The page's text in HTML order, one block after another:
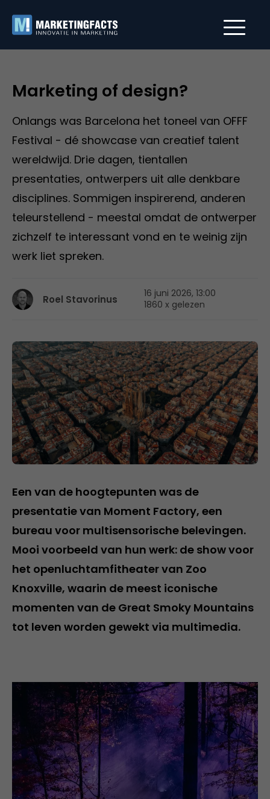
Marketing of design?
Onlangs was Barcelona het toneel van OFFF
Festival - dé showcase van creatief talent
wereldwijd. Drie dagen, tientallen
presentaties, ontwerpers uit alle denkbare
disciplines. Sommigen inspirerend, anderen
teleurstellend - meestal omdat de ontwerper
zichzelf te interessant vond en te weinig zijn
werk liet spreken.
Roel Stavorinus
16 juni 2026, 13:00
1860 x gelezen
Een van de hoogtepunten was de
presentatie van Moment Factory, een
bureau voor multisensorische belevingen.
Mooi voorbeeld van hun werk: de show voor
het openluchtamfitheater van Zoo
Knoxville, waarin de meest iconische
momenten van de Great Smoky Mountains
tot leven worden gewekt via multimedia.